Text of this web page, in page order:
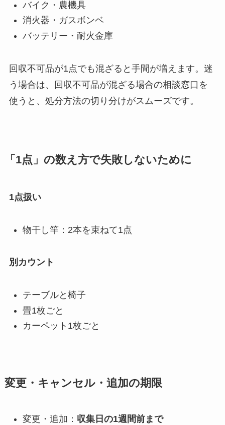
バイク・農機具
消火器・ガスボンベ
バッテリー・耐火金庫
回収不可品が1点でも混ざると手間が増えます。迷
う場合は、回収不可品が混ざる場合の相談窓口を
使うと、処分方法の切り分けがスムーズです。
「1点」の数え方で失敗しないために
1点扱い
物干し竿：2本を束ねて1点
別カウント
テーブルと椅子
畳1枚ごと
カーペット1枚ごと
変更・キャンセル・追加の期限
変更・追加： 収集日の1週間前まで